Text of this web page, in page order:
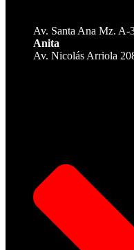
Av. Santa Ana Mz. A-
Anita
Av. Nicolás Arriola